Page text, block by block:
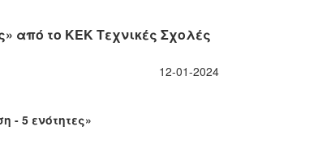
από το ΚΕΚ Τεχνικές Σχολές
12-01-2024
- 5 ενότητες»